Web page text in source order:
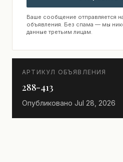
Ваше сообщение отправляется
объявления. Без спама — мы
данные третьим лицам.
АРТИКУЛ ОБЪЯВЛЕНИЯ
288-413
Опубликовано Jul 28, 2026